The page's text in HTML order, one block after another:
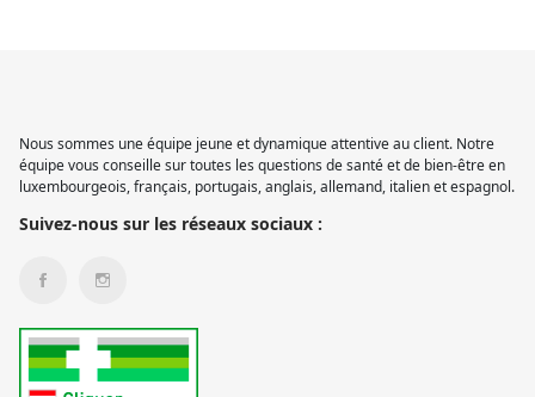
Nous sommes une équipe jeune et dynamique attentive au client. Notre
équipe vous conseille sur toutes les questions de santé et de bien-être en
luxembourgeois, français, portugais, anglais, allemand, italien et espagnol.
Suivez-nous sur les réseaux sociaux :